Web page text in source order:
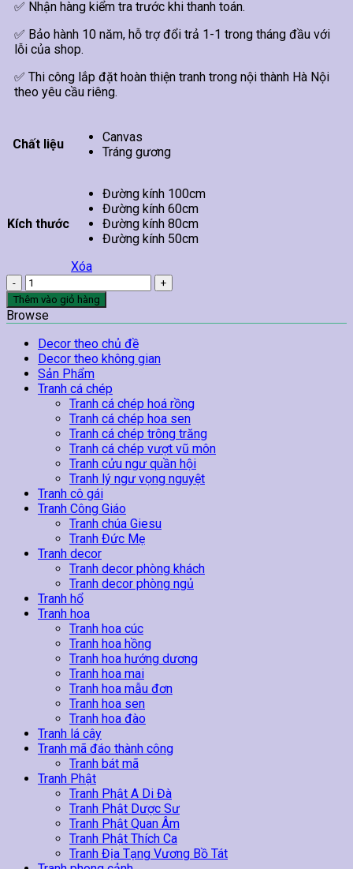
✅ Nhận hàng kiểm tra trước khi thanh toán.
✅ Bảo hành 10 năm, hỗ trợ đổi trả 1-1 trong tháng đầu với
lỗi của shop.
✅ Thi công lắp đặt hoàn thiện tranh trong nội thành Hà Nội
theo yêu cầu riêng.
Chất liệu
Canvas
Tráng gương
Kích thước
Đường kính 100cm
Đường kính 60cm
Đường kính 80cm
Đường kính 50cm
Xóa
Tranh
Treo
Tường
Cá
Chép
Hoa
Sen
16
lượng
Thêm vào giỏ hàng
Browse
Decor theo chủ đề
Decor theo không gian
Sản Phẩm
Tranh cá chép
Tranh cá chép hoá rồng
Tranh cá chép hoa sen
Tranh cá chép trông trăng
Tranh cá chép vượt vũ môn
Tranh cửu ngư quần hội
Tranh lý ngư vọng nguyệt
Tranh cô gái
Tranh Công Giáo
Tranh chúa Giesu
Tranh Đức Mẹ
Tranh decor
Tranh decor phòng khách
Tranh decor phòng ngủ
Tranh hổ
Tranh hoa
Tranh hoa cúc
Tranh hoa hồng
Tranh hoa hướng dương
Tranh hoa mai
Tranh hoa mẫu đơn
Tranh hoa sen
Tranh hoa đào
Tranh lá cây
Tranh mã đáo thành công
Tranh bát mã
Tranh Phật
Tranh Phật A Di Đà
Tranh Phật Dược Sư
Tranh Phật Quan Âm
Tranh Phật Thích Ca
Tranh Địa Tạng Vương Bồ Tát